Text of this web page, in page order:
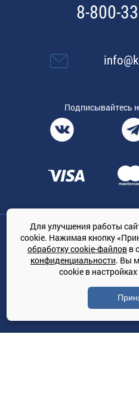
8-800-
Подписывайтесь
Общество с ограниченной
1167847364079, 197022, г.
КЛИМАТПРОФ.ONLINE -
климатической
© Сайт
Политика
Для улучшения работы
cookie. Нажимая кнопку
обработку cookie-файлов в
конфиденциальности. Вы
cookie в